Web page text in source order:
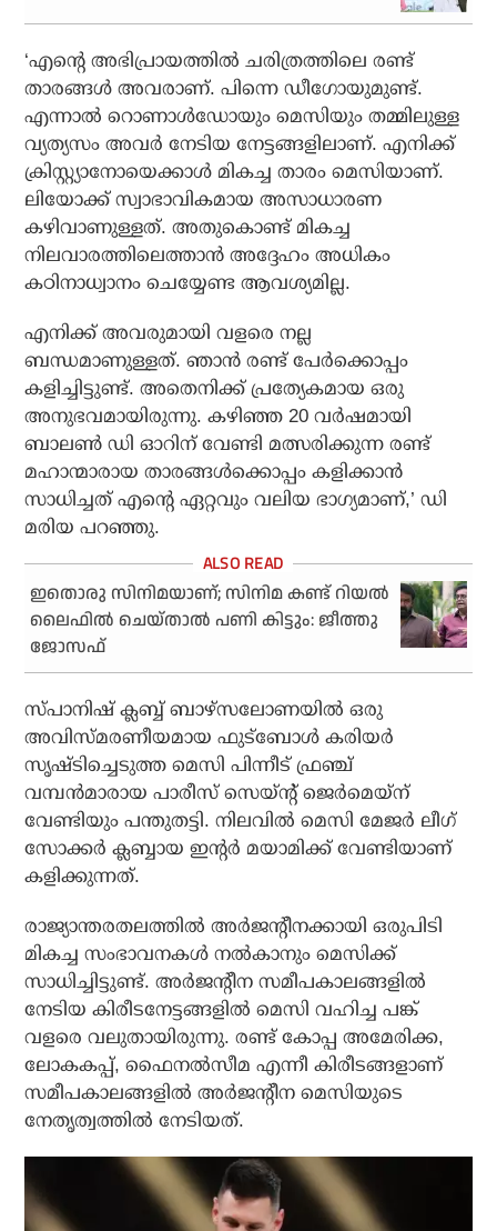
‘എന്റെ അഭിപ്രായത്തില്‍ ചരിത്രത്തിലെ രണ്ട്
താരങ്ങള്‍ അവരാണ്. പിന്നെ ഡീഗോയുമുണ്ട്.
എന്നാല്‍ റൊണാള്‍ഡോയും മെസിയും തമ്മിലുള്ള
വ്യത്യസം അവര്‍ നേടിയ നേട്ടങ്ങളിലാണ്. എനിക്ക്
ക്രിസ്റ്റ്യാനോയെക്കാള്‍ മികച്ച താരം മെസിയാണ്.
ലിയോക്ക് സ്വാഭാവികമായ അസാധാരണ
കഴിവാണുള്ളത്. അതുകൊണ്ട് മികച്ച
നിലവാരത്തിലെത്താന്‍ അദ്ദേഹം അധികം
കഠിനാധ്വാനം ചെയ്യേണ്ട ആവശ്യമില്ല.
എനിക്ക് അവരുമായി വളരെ നല്ല
ബന്ധമാണുള്ളത്. ഞാന്‍ രണ്ട് പേര്‍ക്കൊപ്പം
കളിച്ചിട്ടുണ്ട്. അതെനിക്ക് പ്രത്യേകമായ ഒരു
അനുഭവമായിരുന്നു. കഴിഞ്ഞ 20 വര്‍ഷമായി
ബാലണ്‍ ഡി ഓറിന് വേണ്ടി മത്സരിക്കുന്ന രണ്ട്
മഹാന്മാരായ താരങ്ങള്‍ക്കൊപ്പം കളിക്കാന്‍
സാധിച്ചത് എന്റെ ഏറ്റവും വലിയ ഭാഗ്യമാണ്,’ ഡി
മരിയ പറഞ്ഞു.
ഇതൊരു സിനിമയാണ്; സിനിമ കണ്ട് റിയൽ
ലൈഫിൽ ചെയ്താൽ പണി കിട്ടും: ജീത്തു
ജോസഫ്
സ്പാനിഷ് ക്ലബ്ബ് ബാഴ്‌സലോണയില്‍ ഒരു
അവിസ്മരണീയമായ ഫുട്ബോള്‍ കരിയര്‍
സൃഷ്ടിച്ചെടുത്ത മെസി പിന്നീട് ഫ്രഞ്ച്
വമ്പന്‍മാരായ പാരീസ് സെയ്ന്റ് ജെര്‍മെയ്‌ന്
വേണ്ടിയും പന്തുതട്ടി. നിലവില്‍ മെസി മേജര്‍ ലീഗ്
സോക്കര്‍ ക്ലബ്ബായ ഇന്റര്‍ മയാമിക്ക് വേണ്ടിയാണ്
കളിക്കുന്നത്.
രാജ്യാന്തരതലത്തില്‍ അര്‍ജന്റീനക്കായി ഒരുപിടി
മികച്ച സംഭാവനകള്‍ നല്‍കാനും മെസിക്ക്
സാധിച്ചിട്ടുണ്ട്. അര്‍ജന്റീന സമീപകാലങ്ങളില്‍
നേടിയ കിരീടനേട്ടങ്ങളില്‍ മെസി വഹിച്ച പങ്ക്
വളരെ വലുതായിരുന്നു. രണ്ട് കോപ്പ അമേരിക്ക,
ലോകകപ്പ്, ഫൈനല്‍സീമ എന്നീ കിരീടങ്ങളാണ്
സമീപകാലങ്ങളില്‍ അര്‍ജന്റീന മെസിയുടെ
നേതൃത്വത്തില്‍ നേടിയത്.